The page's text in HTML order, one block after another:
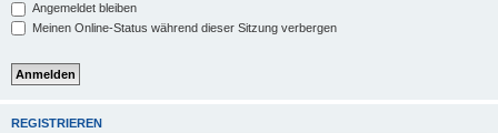
Angemeldet bleiben
Meinen Online-Status während dieser Sitzung verbergen
REGISTRIEREN